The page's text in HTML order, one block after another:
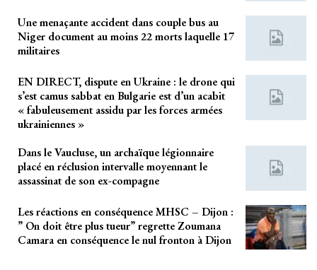
Une menaçante accident dans couple bus au
Niger document au moins 22 morts laquelle 17
militaires
EN DIRECT, dispute en Ukraine : le drone qui
s’est camus sabbat en Bulgarie est d’un acabit
« fabuleusement assidu par les forces armées
ukrainiennes »
Dans le Vaucluse, un archaïque légionnaire
placé en réclusion intervalle moyennant le
assassinat de son ex-compagne
Les réactions en conséquence MHSC – Dijon :
” On doit être plus tueur” regrette Zoumana
Camara en conséquence le nul fronton à Dijon